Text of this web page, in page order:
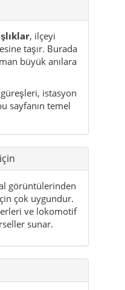
, ilçeyi
taşır. Burada
büyük anılara
istasyon
sayfanın temel
görüntülerinden
çok uygundur.
ve lokomotif
sunar.